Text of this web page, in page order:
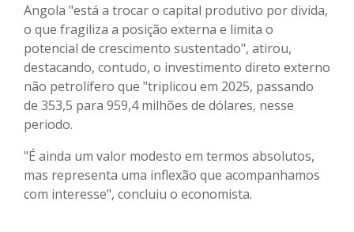
Angola "está a trocar o capital produtivo por divida,
o que fragiliza a posição externa e limita o
potencial de crescimento sustentado", atirou,
destacando, contudo, o investimento direto externo
não petrolífero que "triplicou em 2025, passando
de 353,5 para 959,4 milhões de dólares, nesse
periodo.
"É ainda um valor modesto em termos absolutos,
mas representa uma inflexão que acompanhamos
com interesse", concluiu o economista.